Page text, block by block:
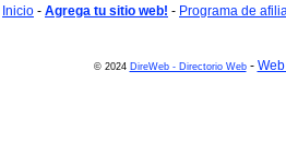
Inicio - Agrega tu sitio web! - Programa de
© 2024 DireWeb - Directorio Web-